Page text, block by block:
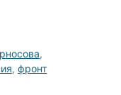
,
, фронт